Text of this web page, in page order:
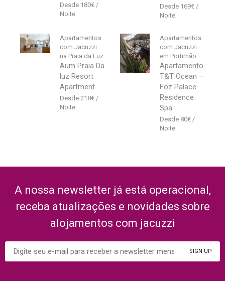
180€ 169€
Apartamentos
com Jacuzzi
na Praia da Luz
Aum Praia Da
luz Resort
Apartment
218€
Apartamentos
com Jacuzzi
em Portimão
Apartamento
T&T Ocean –
Foz Palace
Residence
Spa
80€
A nossa newsletter já está operacional,
receba atualizações e novidades sobre
alojamentos com jacuzzi